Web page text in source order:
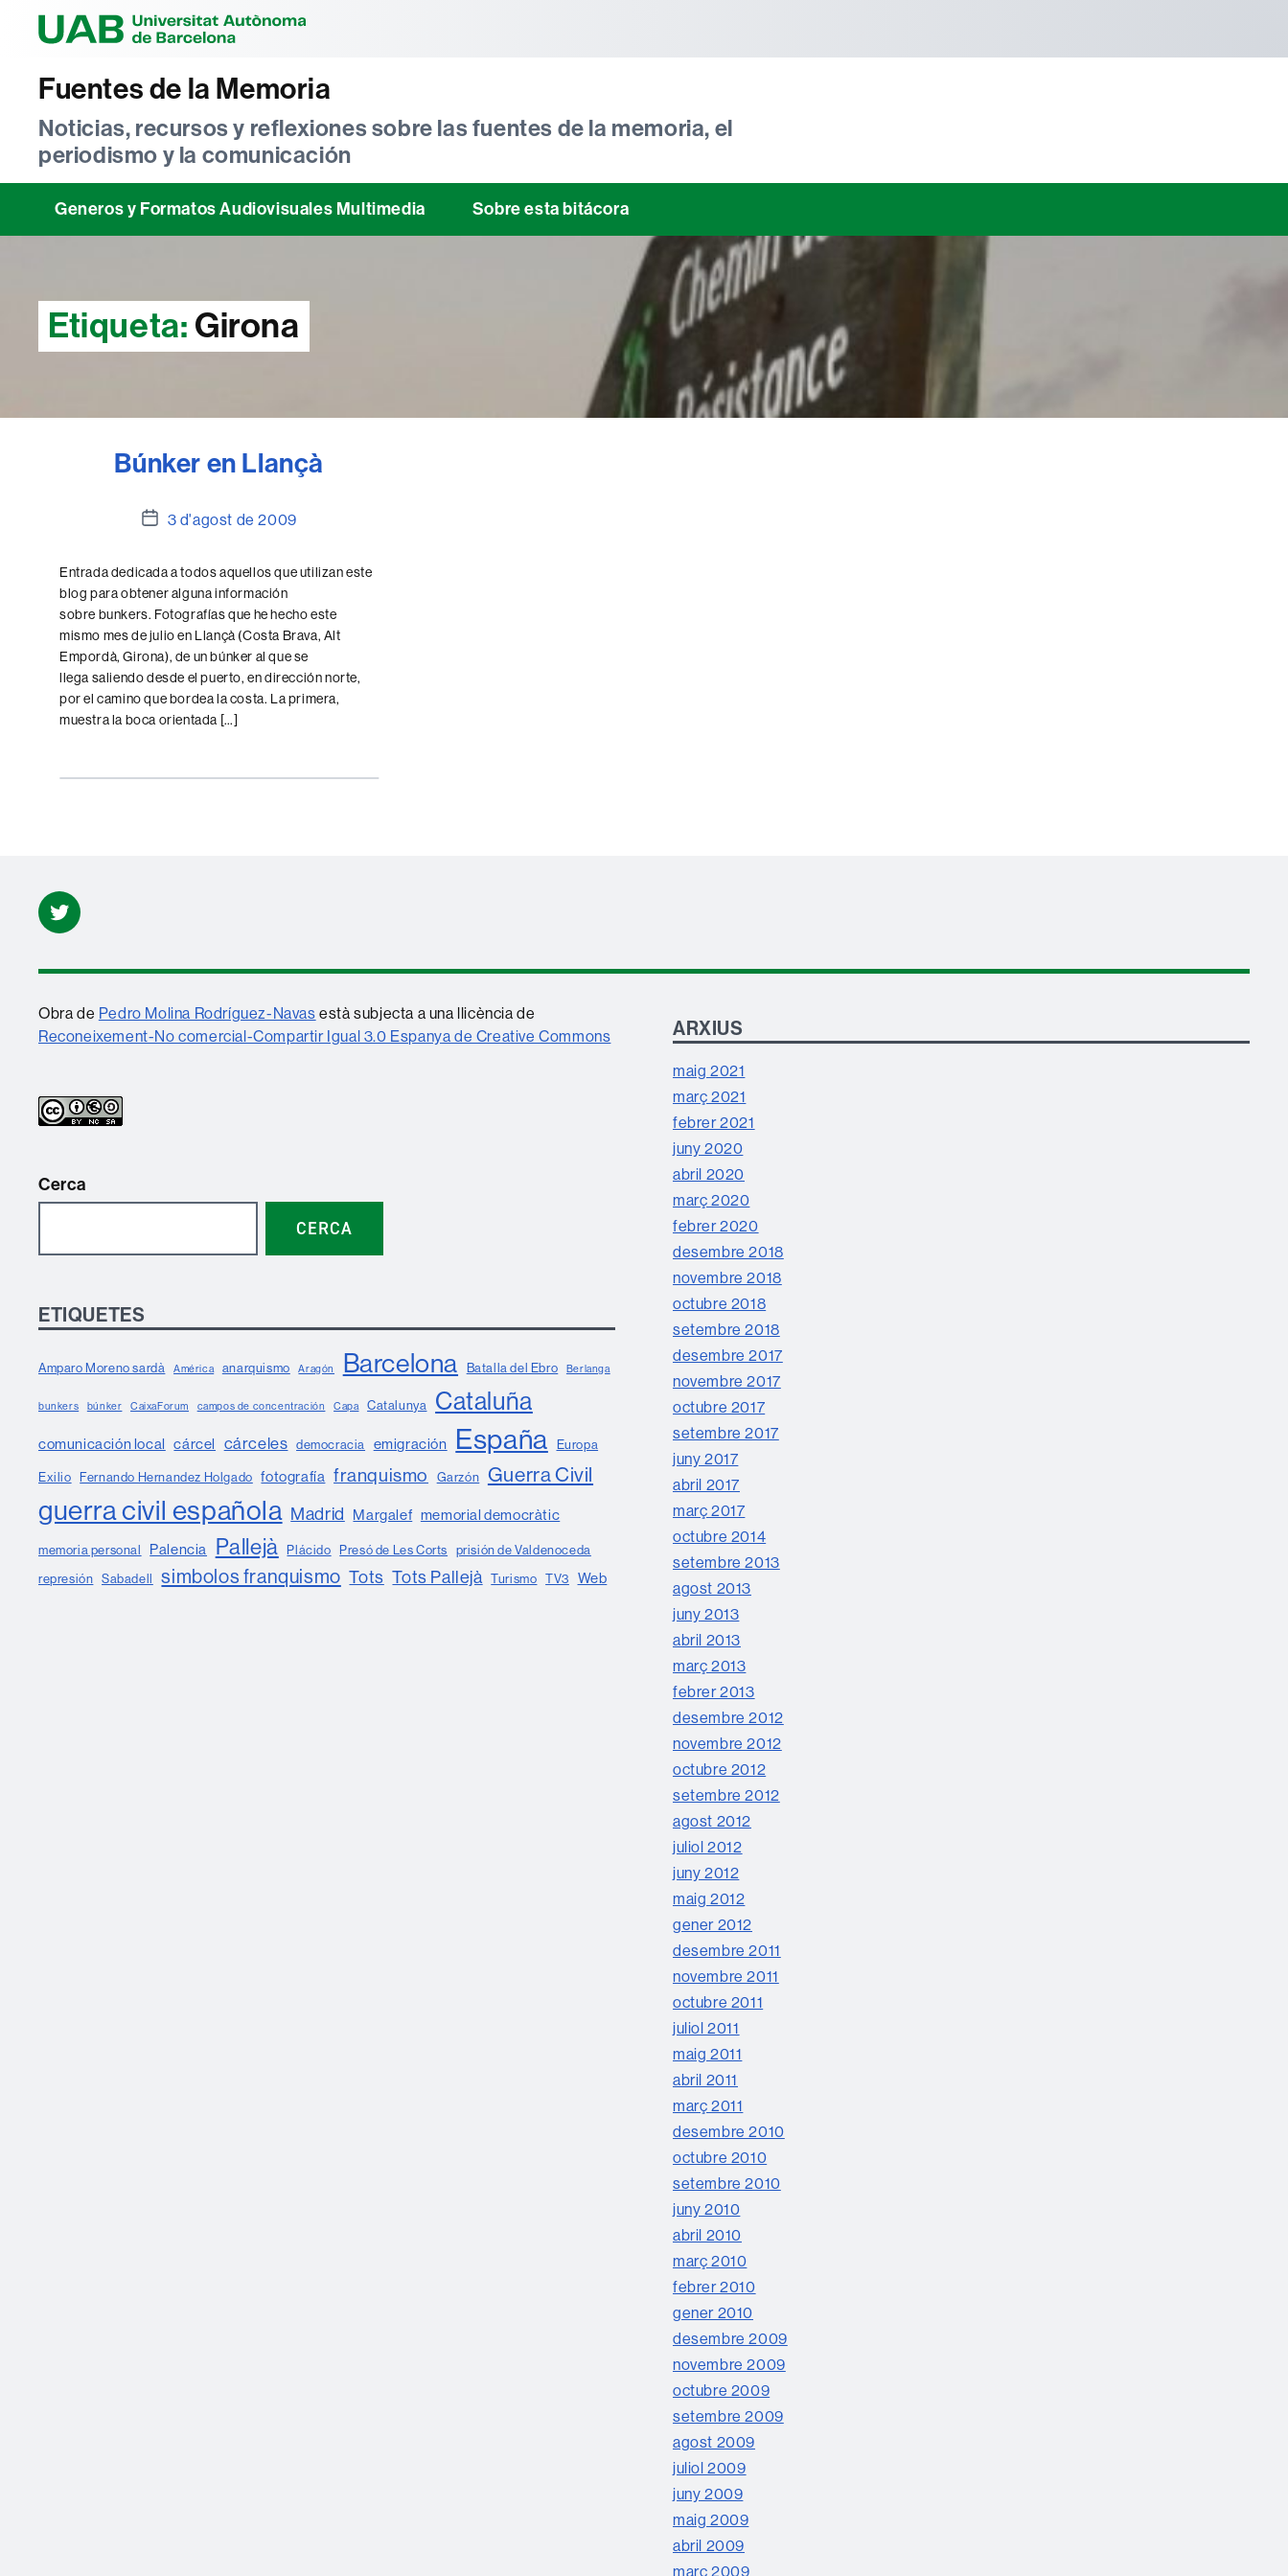
Fuentes de la Memoria
Noticias, recursos y reflexiones sobre las fuentes de la memoria, el
periodismo y la comunicación
Generos y Formatos Audiovisuales Multimedia Sobre esta bitácora
Etiqueta: Girona
Búnker en Llançà
Data
l'entrada
3 d'agost de 2009
Entrada dedicada a todos aquellos que utilizan este
blog para obtener alguna información
sobre bunkers. Fotografías que he hecho este
mismo mes de julio en Llançà (Costa Brava, Alt
Empordà, Girona), de un búnker al que se
llega saliendo desde el puerto, en dirección norte,
por el camino que bordea la costa. La primera,
muestra la boca orientada […]
Twitter
Obra de Pedro Molina Rodríguez-Navas està subjecta a una llicència de
Reconeixement-No comercial-Compartir Igual 3.0 Espanya de Creative Commons
Cerca
CERCA
ETIQUETES
Amparo Moreno sardà América anarquismo Aragón Barcelona Batalla del Ebro Berlanga
bunkers búnker CaixaForum campos de concentración Capa Catalunya Cataluña
comunicación local cárcel cárceles democracia emigración España Europa
Exilio Fernando Hernandez Holgado fotografía franquismo Garzón Guerra Civil
guerra civil española Madrid Margalef memorial democràtic
memoria personal Palencia Pallejà Plácido Presó de Les Corts
prisión de Valdenoceda
represión
Sabadell simbolos franquismo Tots Tots Pallejà Turismo TV3 Web
ARXIUS
maig 2021
març 2021
febrer 2021
juny 2020
abril 2020
març 2020
febrer 2020
desembre 2018
novembre 2018
octubre 2018
setembre 2018
desembre 2017
novembre 2017
octubre 2017
setembre 2017
juny 2017
abril 2017
març 2017
octubre 2014
setembre 2013
agost 2013
juny 2013
abril 2013
març 2013
febrer 2013
desembre 2012
novembre 2012
octubre 2012
setembre 2012
agost 2012
juliol 2012
juny 2012
maig 2012
gener 2012
desembre 2011
novembre 2011
octubre 2011
juliol 2011
maig 2011
abril 2011
març 2011
desembre 2010
octubre 2010
setembre 2010
juny 2010
abril 2010
març 2010
febrer 2010
gener 2010
desembre 2009
novembre 2009
octubre 2009
setembre 2009
agost 2009
juliol 2009
juny 2009
maig 2009
abril 2009
març 2009